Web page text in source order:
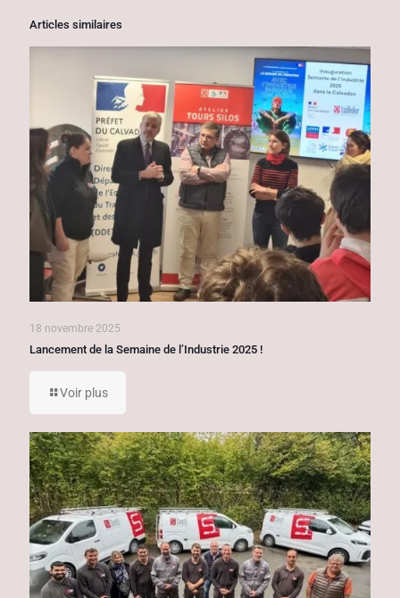
Articles similaires
18 novembre 2025
Lancement de la Semaine de l’Industrie 2025 !
Voir plus